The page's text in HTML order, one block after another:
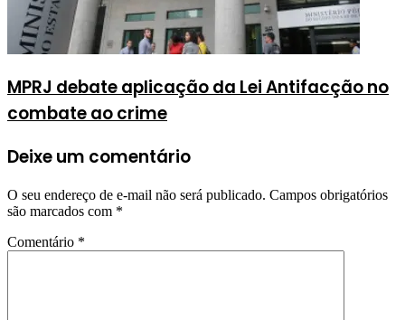
MPRJ debate aplicação da Lei Antifacção no
combate ao crime
Deixe um comentário
O seu endereço de e-mail não será publicado. Campos obrigatórios
são marcados com *
Comentário *